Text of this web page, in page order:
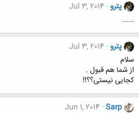
پترو Jul 3, 2014
......
پترو Jul 3, 2014
سلام
از شما هم قبول .
کجایی نیستی؟؟!!
Sarp
Jun 1, 2014